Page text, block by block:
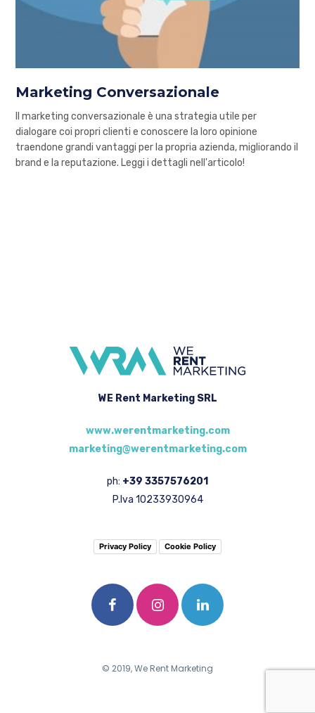
Marketing Conversazionale
Il marketing conversazionale è una strategia utile per
dialogare coi propri clienti e conoscere la loro opinione
traendone grandi vantaggi per la propria azienda, migliorando il
brand e la reputazione. Leggi i dettagli nell'articolo!
WE Rent Marketing SRL
www.werentmarketing.com
marketing@werentmarketing.com
ph: +39 3357576201
P.Iva 10233930964
Privacy Policy Cookie Policy
© 2019, We Rent Marketing